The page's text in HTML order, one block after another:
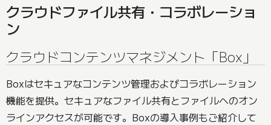
クラウドファイル共有・コラボレーショ
ン
クラウドコンテンツマネジメント「Box」
Boxはセキュアなコンテンツ管理およびコラボレーション
機能を提供。セキュアなファイル共有とファイルへのオン
ラインアクセスが可能です。Boxの導入事例もご紹介して